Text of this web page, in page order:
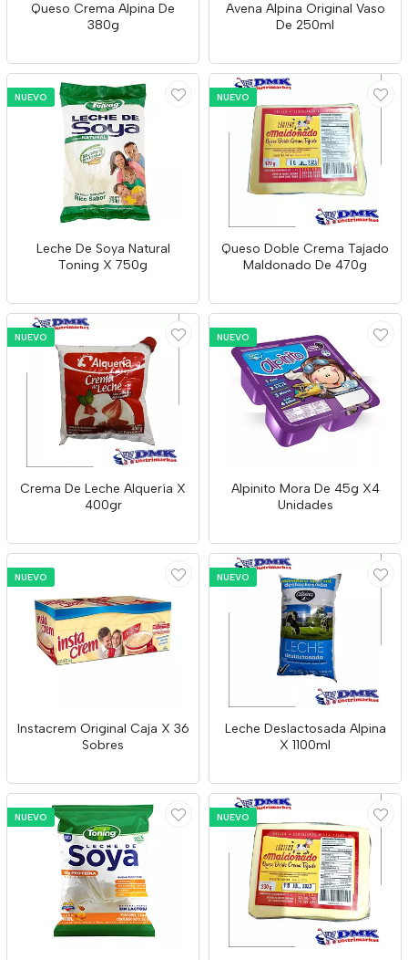
Queso Crema Alpina De
380g
Avena Alpina Original Vaso
De 250ml
NUEVO
Leche De Soya Natural
Toning X 750g
NUEVO
Queso Doble Crema Tajado
Maldonado De 470g
NUEVO
Crema De Leche Alquería X
400gr
NUEVO
Alpinito Mora De 45g X4
Unidades
NUEVO
Instacrem Original Caja X 36
Sobres
NUEVO
Leche Deslactosada Alpina
X 1100ml
NUEVO NUEVO